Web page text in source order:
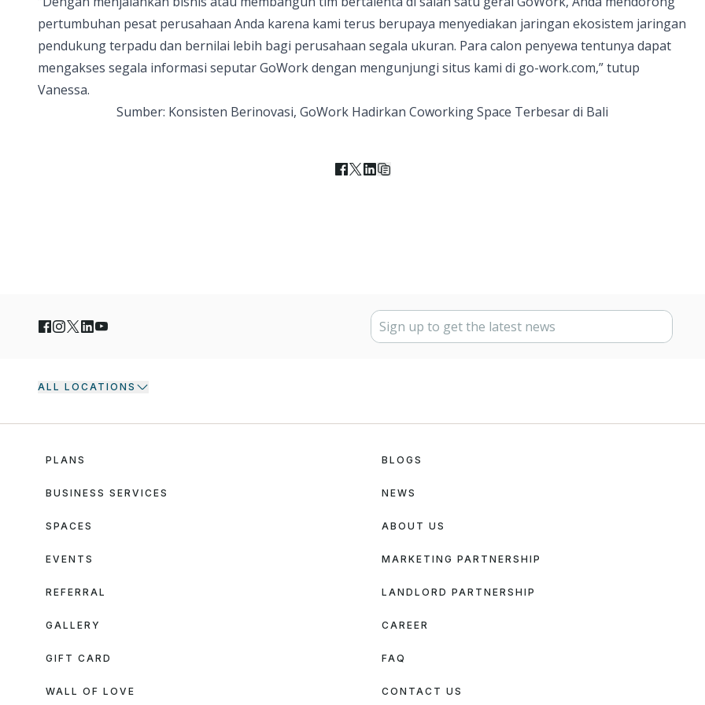
pertumbuhan pesat perusahaan Anda karena kami terus berupaya menyediakan jaringan ekosistem jaringan
pendukung terpadu dan bernilai lebih bagi perusahaan segala ukuran. Para calon penyewa tentunya dapat
mengakses segala informasi seputarGoWorkdengan mengunjungi situs kami di go-work.com,” tutup
Vanessa.
Sumber: Konsisten Berinovasi, GoWork Hadirkan Coworking Space Terbesar di Bali
ALL LOCATIONS
PLANS
BUSINESS SERVICES
SPACES
EVENTS
REFERRAL
GALLERY
GIFT CARD
WALL OF LOVE
BLOGS
NEWS
ABOUT US
MARKETING PARTNERSHIP
LANDLORD PARTNERSHIP
CAREER
FAQ
CONTACT US